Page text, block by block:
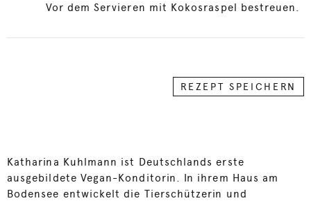
Vor dem Servieren mit Kokosraspel bestreuen.
REZEPT SPEICHERN
Katharina Kuhlmann ist Deutschlands erste
ausgebildete Vegan-Konditorin. In ihrem Haus am
Bodensee entwickelt die Tierschützerin und